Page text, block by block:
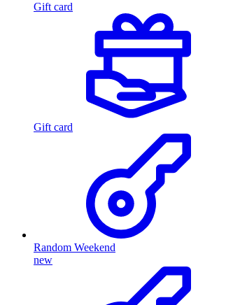
Gift card
Gift card
Random Weekend
new